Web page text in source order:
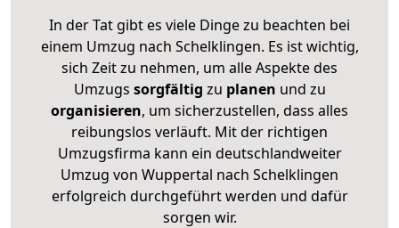
In der Tat gibt es viele Dinge zu beachten bei
einem Umzug nach Schelklingen. Es ist wichtig,
sich Zeit zu nehmen, um alle Aspekte des
Umzugs sorgfältig zu planen und zu
organisieren, um sicherzustellen, dass alles
reibungslos verläuft. Mit der richtigen
Umzugsfirma kann ein deutschlandweiter
Umzug von Wuppertal nach Schelklingen
erfolgreich durchgeführt werden und dafür
sorgen wir.